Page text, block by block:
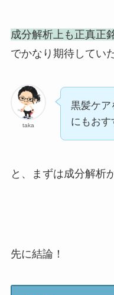
成分解析上も正真正
でかなり期待してい
taka
黒髪ケア
にもおす
と、まずは成分解析
先に結論！